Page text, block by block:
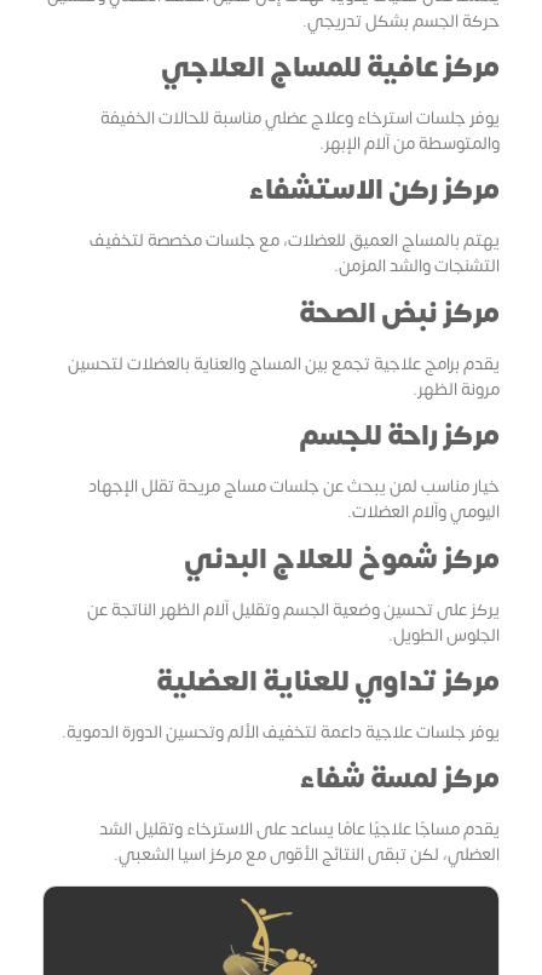
حركة الجسم بشكل تدريجي.
مركز عافية للمساج العلاجي
يوفر جلسات استرخاء وعلاج عضلي مناسبة للحالات الخفيفة
والمتوسطة من آلام الإبهر.
مركز ركن الاستشفاء
يهتم بالمساج العميق للعضلات، مع جلسات مخصصة لتخفيف
التشنجات والشد المزمن.
مركز نبض الصحة
يقدم برامج علاجية تجمع بين المساج والعناية بالعضلات لتحسين
مرونة الظهر.
مركز راحة للجسم
خيار مناسب لمن يبحث عن جلسات مساج مريحة تقلل الإجهاد
اليومي وآلام العضلات.
مركز شموخ للعلاج البدني
يركز على تحسين وضعية الجسم وتقليل آلام الظهر الناتجة عن
الجلوس الطويل.
مركز تداوي للعناية العضلية
يوفر جلسات علاجية داعمة لتخفيف الألم وتحسين الدورة الدموية.
مركز لمسة شفاء
يقدم مساجًا علاجيًا عامًا يساعد على الاسترخاء وتقليل الشد
العضلي، لكن تبقى النتائج الأقوى مع مركز اسيا الشعبي.